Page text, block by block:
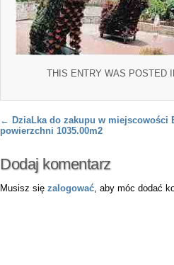
THIS ENTRY WAS POSTED
Post navigation
← DziaLka do zakupu w miejscowości
powierzchni 1035.00m2
Dodaj komentarz
Musisz się zalogować , aby móc dodać